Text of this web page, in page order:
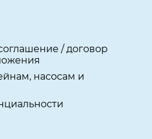
/ договор
насосам и